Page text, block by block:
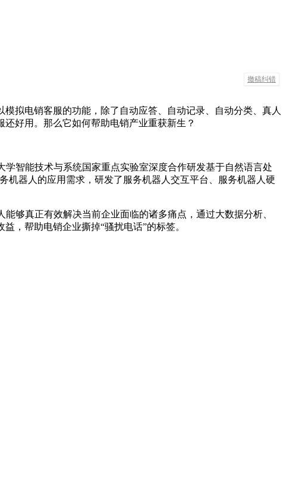
撤稿纠错
拟电销客服的功能，除了自动应答、自动记录、自动分类、真人
好用。那么它如何帮助电销产业重获新生？
智能技术与系统国家重点实验室深度合作研发基于自然语言处
器人的应用需求，研发了服务机器人交互平台、服务机器人硬
够真正有效解决当前企业面临的诸多痛点，通过大数据分析、
，帮助电销企业撕掉“骚扰电话”的标签。